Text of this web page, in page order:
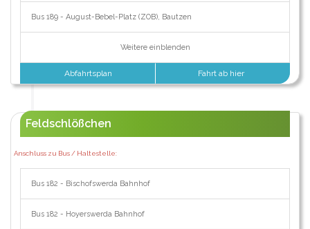
Bus 189 - August-Bebel-Platz (ZOB), Bautzen
Weitere einblenden
Abfahrtsplan Fahrt ab hier
Feldschlößchen
Anschluss zu Bus / Haltestelle:
Bus 182 - Bischofswerda Bahnhof
Bus 182 - Hoyerswerda Bahnhof